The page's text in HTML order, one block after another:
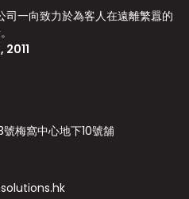
一向致力於為客人在遠離繁囂的
梅窩中心地下10號舖